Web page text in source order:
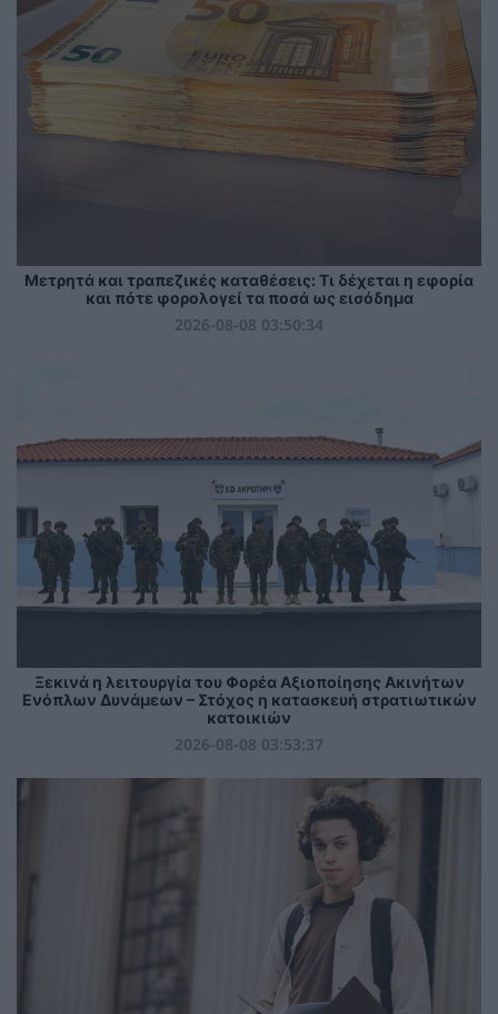
Μετρητά και τραπεζικές καταθέσεις: Τι δέχεται η εφορία
και πότε φορολογεί τα ποσά ως εισόδημα
2026-08-08 03:50:34
Ξεκινά η λειτουργία του Φορέα Αξιοποίησης Ακινήτων
Ενόπλων Δυνάμεων – Στόχος η κατασκευή στρατιωτικών
κατοικιών
2026-08-08 03:53:37